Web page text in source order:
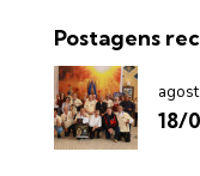
Postagens
18/